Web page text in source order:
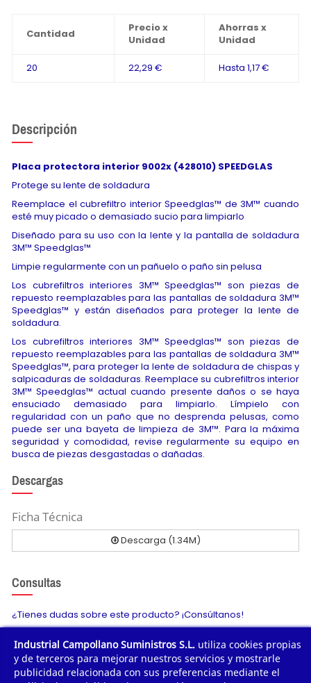
Cantidad
Precio x
Unidad
Ahorras x
Unidad
20 22,29 € Hasta 1,17 €
Descripción
Placa protectora interior 9002x (428010) SPEEDGLAS
Protege su lente de soldadura
Reemplace el cubrefiltro interior Speedglas™ de 3M™ cuando
esté muy picado o demasiado sucio para limpiarlo
Diseñado para su uso con la lente y la pantalla de soldadura
3M™ Speedglas™
Limpie regularmente con un pañuelo o paño sin pelusa
Los cubrefiltros interiores 3M™ Speedglas™ son piezas de
repuesto reemplazables para las pantallas de soldadura 3M™
Speedglas™ y están diseñados para proteger la lente de
soldadura.
Los cubrefiltros interiores 3M™ Speedglas™ son piezas de
repuesto reemplazables para las pantallas de soldadura 3M™
Speedglas™, para proteger la lente de soldadura de chispas y
salpicaduras de soldaduras. Reemplace su cubrefiltros interior
3M™ Speedglas™ actual cuando presente daños o se haya
ensuciado demasiado para limpiarlo. Límpielo con
regularidad con un paño que no desprenda pelusas, como
puede ser una bayeta de limpieza de 3M™. Para la máxima
seguridad y comodidad, revise regularmente su equipo en
busca de piezas desgastadas o dañadas.
Descargas
Ficha Técnica
Descarga (1.34M)
Consultas
¿Tienes dudas sobre este producto? ¡Consúltanos!
Envíanos tu consulta
Industrial Campollano Suministros S.L. utiliza cookies propias
y de terceros para mejorar nuestros servicios y mostrarle
publicidad relacionada con sus preferencias mediante el